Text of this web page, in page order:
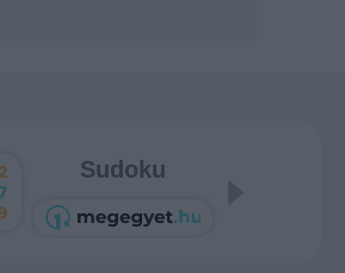
Sudoku